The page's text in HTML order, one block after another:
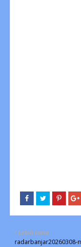
Lebih lama
radarbanjar20260308-